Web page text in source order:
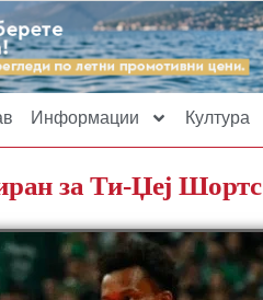
Информации Култура
за Ти-Џеј Шортс